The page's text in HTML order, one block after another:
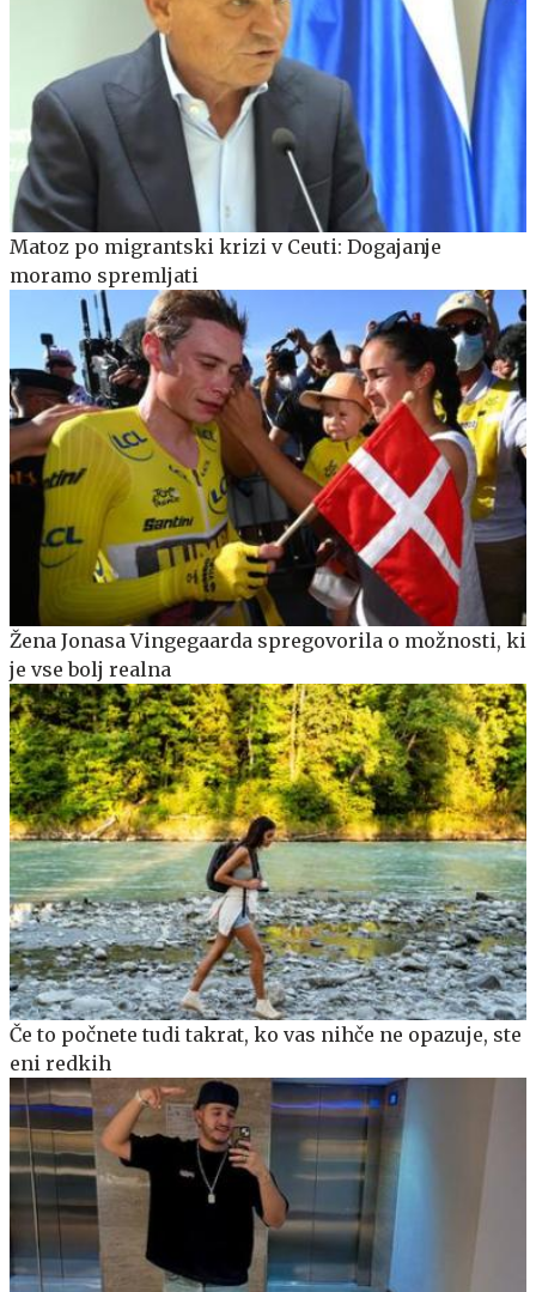
Matoz po migrantski krizi v Ceuti: Dogajanje
moramo spremljati
Žena Jonasa Vingegaarda spregovorila o možnosti, ki
je vse bolj realna
Če to počnete tudi takrat, ko vas nihče ne opazuje, ste
eni redkih